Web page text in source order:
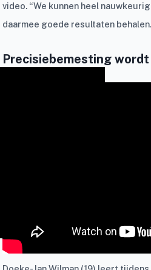
video. “We kunnen heel
daarmee goede resultaten
Precisiebemesting